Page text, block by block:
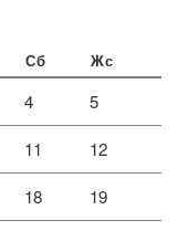
Сб Жс
4 5
11 12
18 19